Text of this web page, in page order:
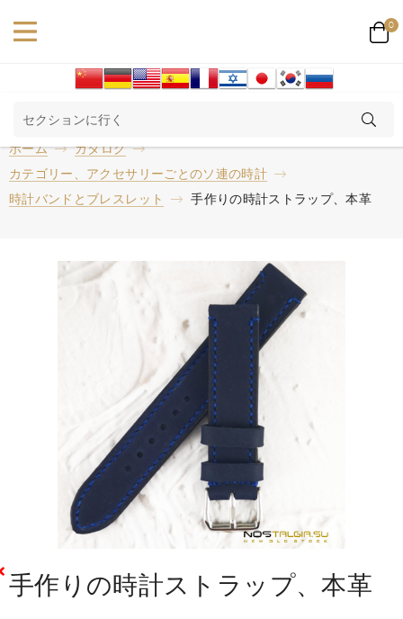
0
ホーム
カタログ
カテゴリー、アクセサリーごとのソ連の時計
時計バンドとブレスレット
手作りの時計ストラップ、本革
手作りの時計ストラップ、本革